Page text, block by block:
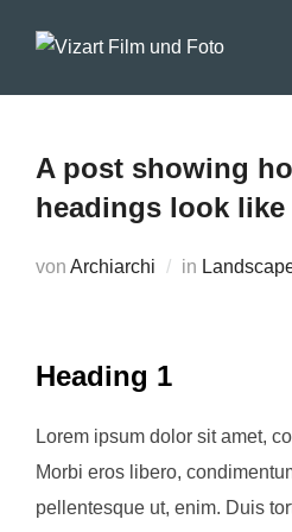
Inhalt
A post showing
headings look like
von Archiarchi in
Heading 1
Lorem ipsum dolor sit amet,
Morbi eros libero,
pellentesque ut, enim. Duis